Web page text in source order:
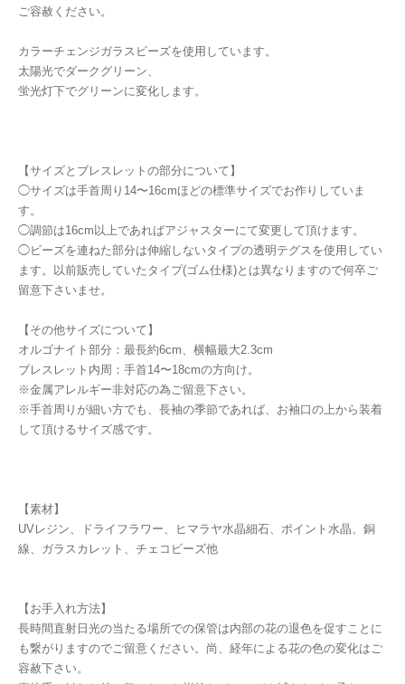
ご容赦ください。
カラーチェンジガラスビーズを使用しています。
太陽光でダークグリーン、
蛍光灯下でグリーンに変化します。
【サイズとブレスレットの部分について】
◯サイズは手首周り14〜16cmほどの標準サイズでお作りしていま
す。
◯調節は16cm以上であればアジャスターにて変更して頂けます。
◯ビーズを連ねた部分は伸縮しないタイプの透明テグスを使用してい
ます。以前販売していたタイプ(ゴム仕様)とは異なりますので何卒ご
留意下さいませ。
【その他サイズについて】
オルゴナイト部分：最長約6cm、横幅最大2.3cm
ブレスレット内周：手首14〜18cmの方向け。
※金属アレルギー非対応の為ご留意下さい。
※手首周りが細い方でも、長袖の季節であれば、お袖口の上から装着
して頂けるサイズ感です。
【素材】
UVレジン、ドライフラワー、ヒマラヤ水晶細石、ポイント水晶、銅
線、ガラスカレット、チェコビーズ他
【お手入れ方法】
長時間直射日光の当たる場所での保管は内部の花の退色を促すことに
も繋がりますのでご留意ください。尚、経年による花の色の変化はご
容赦下さい。